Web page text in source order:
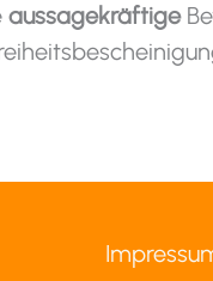
aussagekräftige